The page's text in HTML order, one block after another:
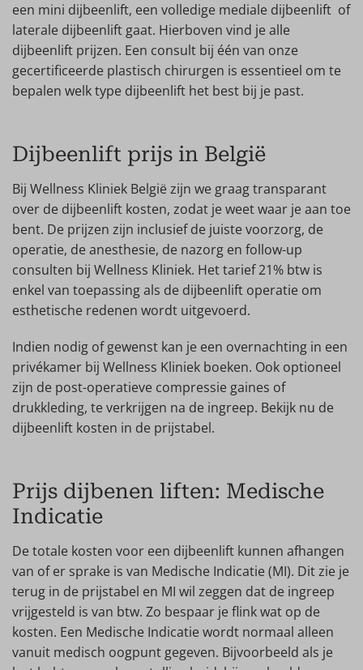
een mini dijbeenlift, een volledige mediale dijbeenlift of
laterale dijbeenlift gaat. Hierboven vind je alle
dijbeenlift prijzen. Een consult bij één van onze
gecertificeerde plastisch chirurgen is essentieel om te
bepalen welk type dijbeenlift het best bij je past.
Dijbeenlift prijs in België
Bij Wellness Kliniek België zijn we graag transparant
over de dijbeenlift kosten, zodat je weet waar je aan toe
bent. De prijzen zijn inclusief de juiste voorzorg, de
operatie, de anesthesie, de nazorg en follow-up
consulten bij Wellness Kliniek. Het tarief 21% btw is
enkel van toepassing als de dijbeenlift operatie om
esthetische redenen wordt uitgevoerd.
Indien nodig of gewenst kan je een overnachting in een
privékamer bij Wellness Kliniek boeken. Ook optioneel
zijn de post-operatieve compressie gaines of
drukkleding, te verkrijgen na de ingreep. Bekijk nu de
dijbeenlift kosten in de prijstabel.
Prijs dijbenen liften: Medische
Indicatie
De totale kosten voor een dijbeenlift kunnen afhangen
van of er sprake is van Medische Indicatie (MI). Dit zie je
terug in de prijstabel en MI wil zeggen dat de ingreep
vrijgesteld is van btw. Zo bespaar je flink wat op de
kosten. Een Medische Indicatie wordt normaal alleen
vanuit medisch oogpunt gegeven. Bijvoorbeeld als je